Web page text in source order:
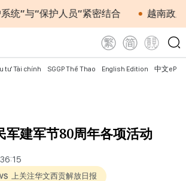
护人员”紧密结合 越南政府总理黎
tư Tài chính SGGP Thể Thao English Edition 中文
军建军节80周年各项活动
上关注华文西贡解放日报